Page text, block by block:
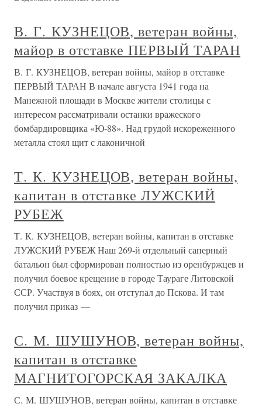
В. Г. КУЗНЕЦОВ, ветеран войны,
майор в отставке ПЕРВЫЙ ТАРАН
В. Г. КУЗНЕЦОВ, ветеран войны, майор в отставке
ПЕРВЫЙ ТАРАН В начале августа 1941 года на
Манежной площади в Москве жители столицы с
интересом рассматривали останки вражеского
бомбардировщика «Ю-88». Над грудой искореженного
металла стоял щит с лаконичной
Т. К. КУЗНЕЦОВ, ветеран войны,
капитан в отставке ЛУЖСКИЙ
РУБЕЖ
Т. К. КУЗНЕЦОВ, ветеран войны, капитан в отставке
ЛУЖСКИЙ РУБЕЖ Наш 269-й отдельный саперный
батальон был сформирован полностью из оренбуржцев и
получил боевое крещение в городе Таураге Литовской
ССР. Участвуя в боях, он отступал до Пскова. И там
получил приказ —
С. М. ШУШУНОВ, ветеран войны,
капитан в отставке
МАГНИТОГОРСКАЯ ЗАКАЛКА
С. М. ШУШУНОВ, ветеран войны, капитан в отставке